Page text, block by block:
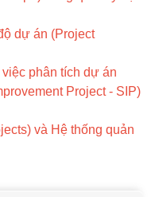
dự án (Project
phân tích dự án
Project - SIP)
và Hệ thống quản